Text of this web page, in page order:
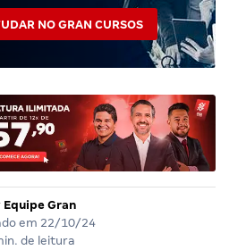
NO GRAN CURSOS
Equipe Gran
em 22/10/24
de leitura